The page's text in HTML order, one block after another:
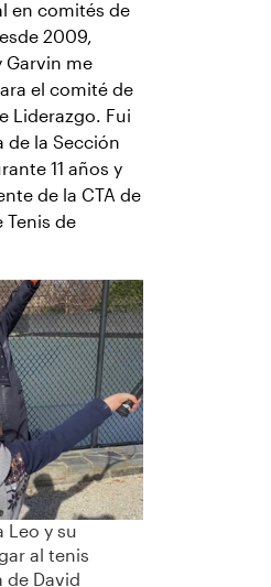
en comités de
2009,
Garvin me
el comité de
Liderazgo. Fui
de la Sección
11 años y
de la CTA de
Tenis de
Leo y su
al tenis
David